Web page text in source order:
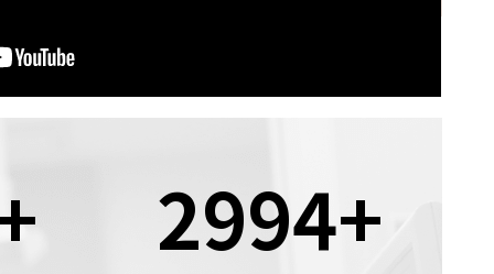
3000+